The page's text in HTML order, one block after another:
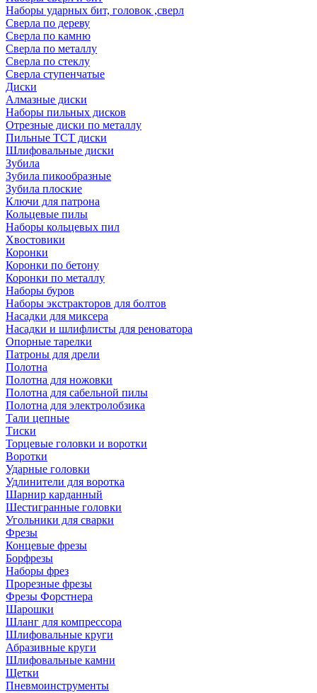
Наборы ударных бит, головок ,сверл
Сверла по дереву
Сверла по камню
Сверла по металлу
Сверла по стеклу
Сверла ступенчатые
Диски
Алмазные диски
Наборы пильных дисков
Отрезные диски по металлу
Пильные TCT диски
Шлифовальные диски
Зубила
Зубила пикообразные
Зубила плоские
Ключи для патрона
Кольцевые пилы
Наборы кольцевых пил
Хвостовики
Коронки
Коронки по бетону
Коронки по металлу
Наборы буров
Наборы экстракторов для болтов
Насадки для миксера
Насадки и шлифлисты для реноватора
Опорные тарелки
Патроны для дрели
Полотна
Полотна для ножовки
Полотна для сабельной пилы
Полотна для электролобзика
Тали цепные
Тиски
Торцевые головки и воротки
Воротки
Ударные головки
Удлинители для воротка
Шарнир карданный
Шестигранные головки
Угольники для сварки
Фрезы
Концевые фрезы
Борфрезы
Наборы фрез
Прорезные фрезы
Фрезы Форстнера
Шарошки
Шланг для компрессора
Шлифовальные круги
Абразивные круги
Шлифовальные камни
Щетки
Пневмоинструменты